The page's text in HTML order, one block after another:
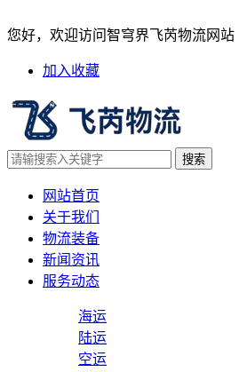
2025年4 月国际
您好，欢迎访问智穹界飞芮物流网站
加入收藏
网站首页
关于我们
物流装备
新闻资讯
服务动态
海运
陆运
空运